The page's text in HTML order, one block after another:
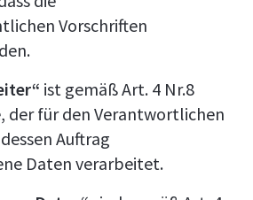
Vorschriften
ist gemäß Art. 4 Nr.8
der für den Verantwortlichen
Auftrag
Daten verarbeitet.